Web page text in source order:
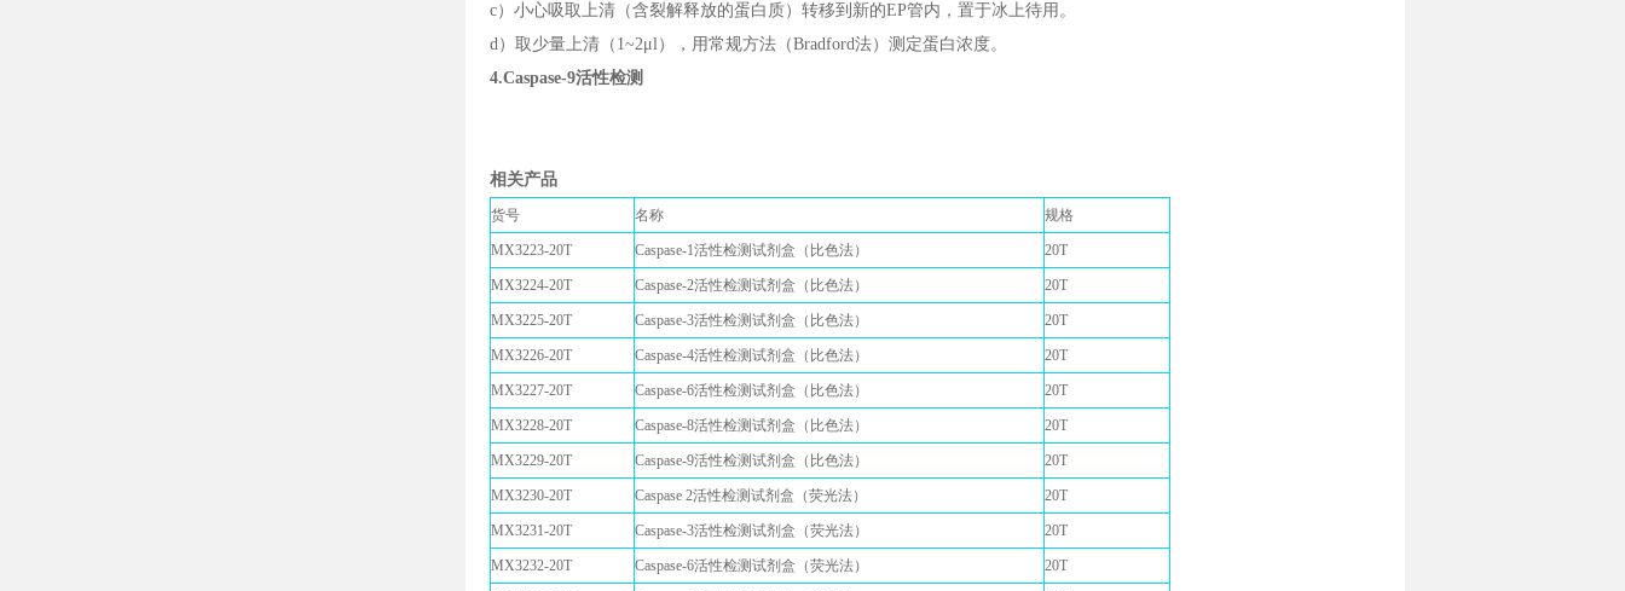
c）小心吸取上清（含裂解释放的蛋白质）转移到新的EP管内，置于冰上待用。
d）取少量上清（1~2μl），用常规方法（Bradford法）测定蛋白浓度。
4.Caspase-9活性检测
相关产品
货号 名称 规格
MX3223-20T Caspase-1活性检测试剂盒（比色法） 20T
MX3224-20T Caspase-2活性检测试剂盒（比色法） 20T
MX3225-20T Caspase-3活性检测试剂盒（比色法） 20T
MX3226-20T Caspase-4活性检测试剂盒（比色法） 20T
MX3227-20T Caspase-6活性检测试剂盒（比色法） 20T
MX3228-20T Caspase-8活性检测试剂盒（比色法） 20T
MX3229-20T Caspase-9活性检测试剂盒（比色法） 20T
MX3230-20T Caspase 2活性检测试剂盒（荧光法） 20T
MX3231-20T Caspase-3活性检测试剂盒（荧光法） 20T
MX3232-20T Caspase-6活性检测试剂盒（荧光法） 20T